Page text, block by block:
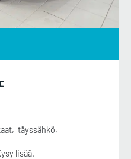
täyssähkö
lisää.